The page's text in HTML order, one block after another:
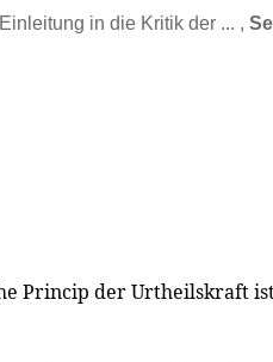
in die Kritik der ... ,
Princip der Urtheilskraft